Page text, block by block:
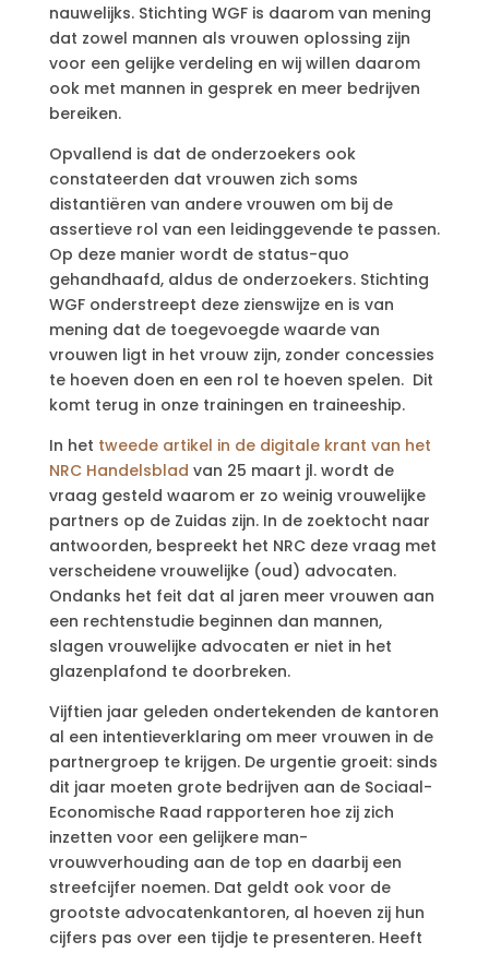
nauwelijks. Stichting WGF is daarom van mening
dat zowel mannen als vrouwen oplossing zijn
voor een gelijke verdeling en wij willen daarom
ook met mannen in gesprek en meer bedrijven
bereiken.
Opvallend is dat de onderzoekers ook
constateerden dat vrouwen zich soms
distantiëren van andere vrouwen om bij de
assertieve rol van een leidinggevende te passen.
Op deze manier wordt de status-quo
gehandhaafd, aldus de onderzoekers. Stichting
WGF onderstreept deze zienswijze en is van
mening dat de toegevoegde waarde van
vrouwen ligt in het vrouw zijn, zonder concessies
te hoeven doen en een rol te hoeven spelen. Dit
komt terug in onze trainingen en traineeship.
In het tweede artikel in de digitale krant van het
NRC Handelsblad van 25 maart jl. wordt de
vraag gesteld waarom er zo weinig vrouwelijke
partners op de Zuidas zijn. In de zoektocht naar
antwoorden, bespreekt het NRC deze vraag met
verscheidene vrouwelijke (oud) advocaten.
Ondanks het feit dat al jaren meer vrouwen aan
een rechtenstudie beginnen dan mannen,
slagen vrouwelijke advocaten er niet in het
glazenplafond te doorbreken.
Vijftien jaar geleden ondertekenden de kantoren
al een intentieverklaring om meer vrouwen in de
partnergroep te krijgen. De urgentie groeit: sinds
dit jaar moeten grote bedrijven aan de Sociaal-
Economische Raad rapporteren hoe zij zich
inzetten voor een gelijkere man-
vrouwverhouding aan de top en daarbij een
streefcijfer noemen. Dat geldt ook voor de
grootste advocatenkantoren, al hoeven zij hun
cijfers pas over een tijdje te presenteren. Heeft